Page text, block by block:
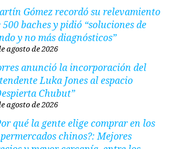
Gómez recordó su relevamiento
500 baches y pidió “soluciones de
y no más diagnósticos”
agosto de 2026
anunció la incorporación del
Luka Jones al espacio
Chubut”
agosto de 2026
qué la gente elige comprar en los
chinos?: Mejores